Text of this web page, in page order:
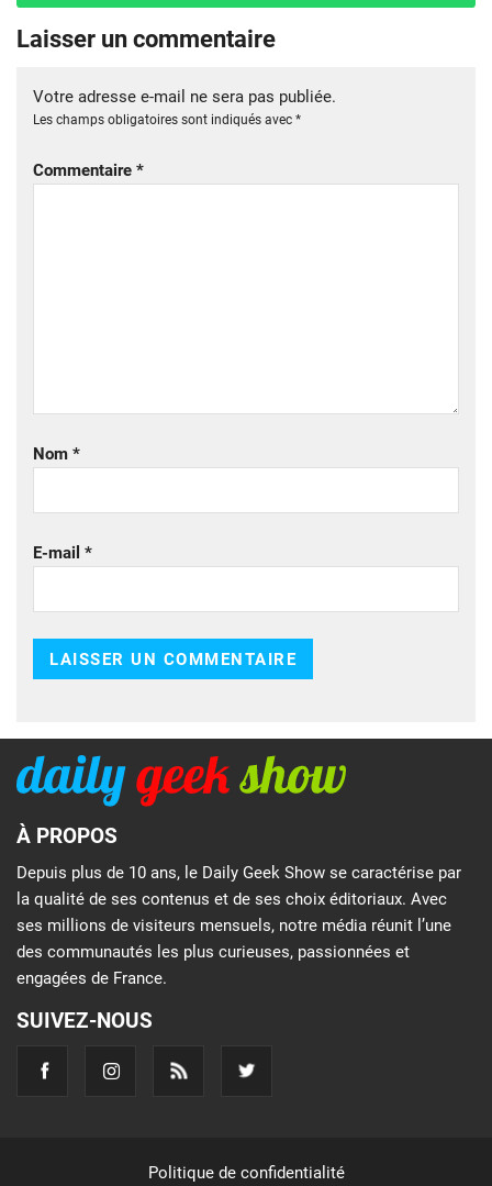
Laisser un commentaire
Votre adresse e-mail ne sera pas publiée.
Les champs obligatoires sont indiqués avec *
Commentaire *
Nom *
E-mail *
À PROPOS
Depuis plus de 10 ans, le Daily Geek Show se caractérise par
la qualité de ses contenus et de ses choix éditoriaux. Avec
ses millions de visiteurs mensuels, notre média réunit l’une
des communautés les plus curieuses, passionnées et
engagées de France.
SUIVEZ-NOUS
Politique de confidentialité